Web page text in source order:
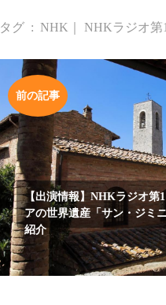
タグ : NHK NHKラジオ第1
前の記事
【出演情報】NHKラジオ第
アの世界遺産「サン・ジミ
紹介